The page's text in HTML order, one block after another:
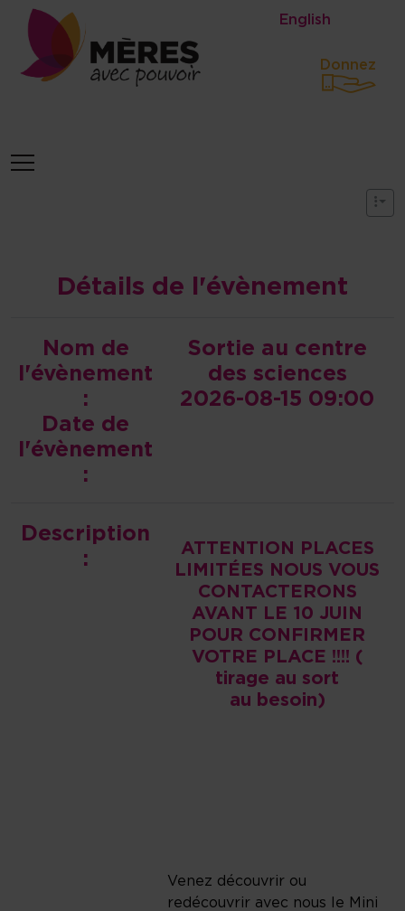
Identité du site, navigation,
English
Donnez
Navigation et fonctionnalités
Détails de l'évènement
Nom de
l'évènement
:
Date de
l'évènement
:
Sortie au centre
des sciences
2026-08-15 09:00
Description
:
ATTENTION PLACES
LIMITÉES NOUS VOUS
CONTACTERONS
AVANT LE 10 JUIN
POUR CONFIRMER
VOTRE PLACE !!!! (
tirage au sort
au besoin)
Venez découvrir ou
redécouvrir avec nous le Mini